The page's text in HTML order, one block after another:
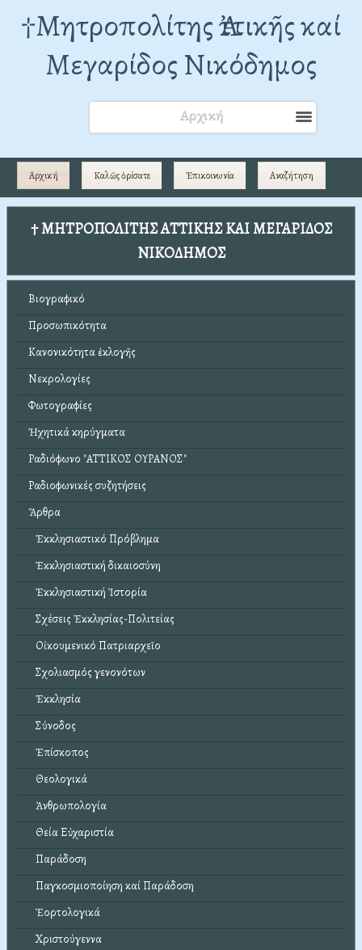
†Mητροπολίτης Ἀττικῆς καί
Μεγαρίδος Νικόδημος
Αρχική
Αρχική Καλῶς ὁρίσατε Ἐπικοινωνία Αναζήτηση
† ΜΗΤΡΟΠΟΛΙΤΗΣ ΑΤΤΙΚΗΣ ΚΑΙ ΜΕΓΑΡΙΔΟΣ
ΝΙΚΟΔΗΜΟΣ
Βιογραφικό
Προσωπικότητα
Κανονικότητα ἐκλογῆς
Νεκρολογίες
Φωτογραφίες
Ἠχητικά κηρύγματα
Ραδιόφωνο "ΑΤΤΙΚΟΣ ΟΥΡΑΝΟΣ"
Ραδιοφωνικές συζητήσεις
Ἄρθρα
Ἐκκλησιαστικό Πρόβλημα
Ἐκκλησιαστική δικαιοσύνη
Ἐκκλησιαστική Ἱστορία
Σχέσεις Ἐκκλησίας-Πολιτείας
Οἰκουμενικό Πατριαρχεῖο
Σχολιασμός γενονότων
Ἐκκλησία
Σύνοδος
Ἐπίσκοπος
Θεολογικά
Ἀνθρωπολογία
Θεία Εὐχαριστία
Παράδοση
Παγκοσμιοποίηση καί Παράδοση
Ἑορτολογικά
Χριστούγεννα